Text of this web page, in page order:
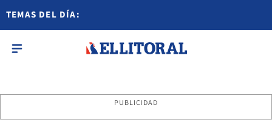
TEMAS DEL DÍA:
PUBLICIDAD